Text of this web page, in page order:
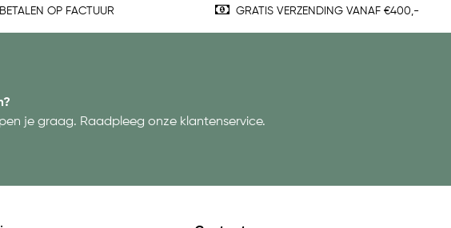
BETALEN OP FACTUUR GRATIS VERZENDING VANAF €400,-
je graag. Raadpleeg onze klantenservice.